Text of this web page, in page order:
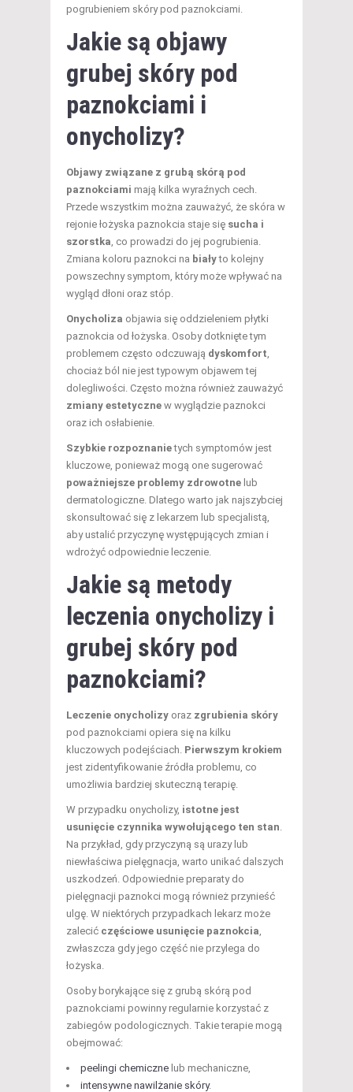
pogrubieniem skóry pod paznokciami.
Jakie są objawy
grubej skóry pod
paznokciami i
onycholizy?
Objawy związane z grubą skórą pod
paznokciami mają kilka wyraźnych cech.
Przede wszystkim można zauważyć, że skóra w
rejonie łożyska paznokcia staje się sucha i
szorstka , co prowadzi do jej pogrubienia.
Zmiana koloru paznokci na białyto kolejny
powszechny symptom, który może wpływać na
wygląd dłoni oraz stóp.
Onycholiza objawia się oddzieleniem płytki
paznokcia od łożyska. Osoby dotknięte tym
problemem często odczuwają dyskomfort
chociaż ból nie jest typowym objawem tej
dolegliwości. Często można również zauważyć
zmiany estetyczne w wyglądzie paznokci
oraz ich osłabienie.
Szybkie rozpoznanietych symptomów jest
kluczowe, ponieważ mogą one sugerować
poważniejsze problemy zdrowotne lub
dermatologiczne. Dlatego warto jak najszybciej
skonsultować się z lekarzem lub specjalistą,
aby ustalić przyczynę występujących zmian i
wdrożyć odpowiednie leczenie.
Jakie są metody
leczenia onycholizy i
grubej skóry pod
paznokciami?
Leczenie onycholizy oraz zgrubienia skóry
pod paznokciami opiera się na kilku
kluczowych podejściach. Pierwszym krokiem
jest zidentyfikowanie źródła problemu, co
umożliwia bardziej skuteczną terapię.
W przypadku onycholizy, istotne jest
usunięcie czynnika wywołującego ten stan
Na przykład, gdy przyczyną są urazy lub
niewłaściwa pielęgnacja, warto unikać dalszych
uszkodzeń. Odpowiednie preparaty do
pielęgnacji paznokci mogą również przynieść
ulgę. W niektórych przypadkach lekarz może
zalecić częściowe usunięcie paznokcia
zwłaszcza gdy jego część nie przylega do
łożyska.
Osoby borykające się z grubą skórą pod
paznokciami powinny regularnie korzystać z
zabiegów podologicznych. Takie terapie mogą
obejmować:
peelingi chemiczne lub mechaniczne,
intensywne nawilżanie skóry.